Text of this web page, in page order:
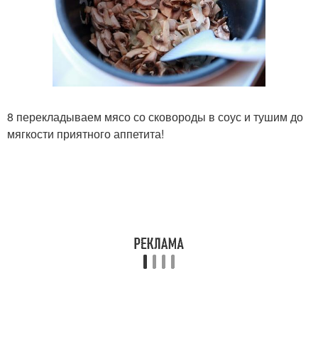
8 перекладываем мясо со сковороды в соус и тушим до
мягкости приятного аппетита!